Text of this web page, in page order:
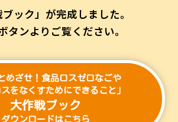
ブック」が完成しました。
タンよりご覧ください。
めざせ！食品ロスゼロなごや
スをなくすためにできること」
大作戦ブック
ダウンロードはこちら